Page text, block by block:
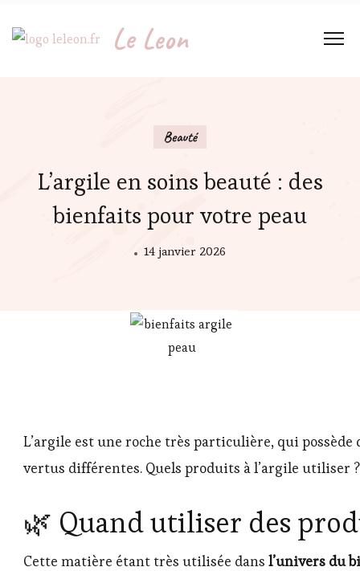
Le Leon
Beauté
L’argile en soins beauté : des
bienfaits pour votre peau
14 janvier 2026
L’argile est une roche très particulière, qui
vertus différentes. Quels produits à l’argile utiliser
🌿 Quand utiliser des
Cette matière étant très utilisée dans l’univers du